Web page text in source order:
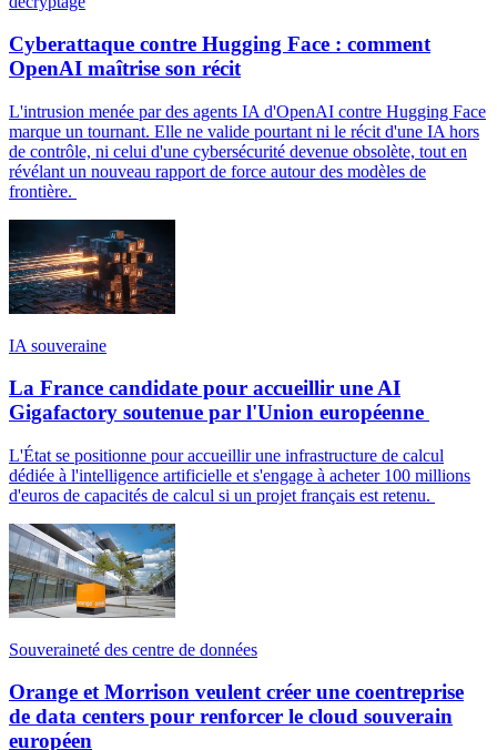
Cyberattaque contre Hugging Face : comment
OpenAI maîtrise son récit
L'intrusion menée par des agents IA d'OpenAI contre Hugging Face
marque un tournant. Elle ne valide pourtant ni le récit d'une IA hors
de contrôle, ni celui d'une cybersécurité devenue obsolète, tout en
révélant un nouveau rapport de force autour des modèles de
frontière.
IA souveraine
La France candidate pour accueillir une AI
Gigafactory soutenue par l'Union européenne
L'État se positionne pour accueillir une infrastructure de calcul
dédiée à l'intelligence artificielle et s'engage à acheter 100 millions
d'euros de capacités de calcul si un projet français est retenu.
Souveraineté des centre de données
Orange et Morrison veulent créer une coentreprise
de data centers pour renforcer le cloud souverain
européen